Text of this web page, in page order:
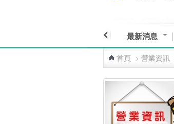
最新消息
首頁 > 營業資訊